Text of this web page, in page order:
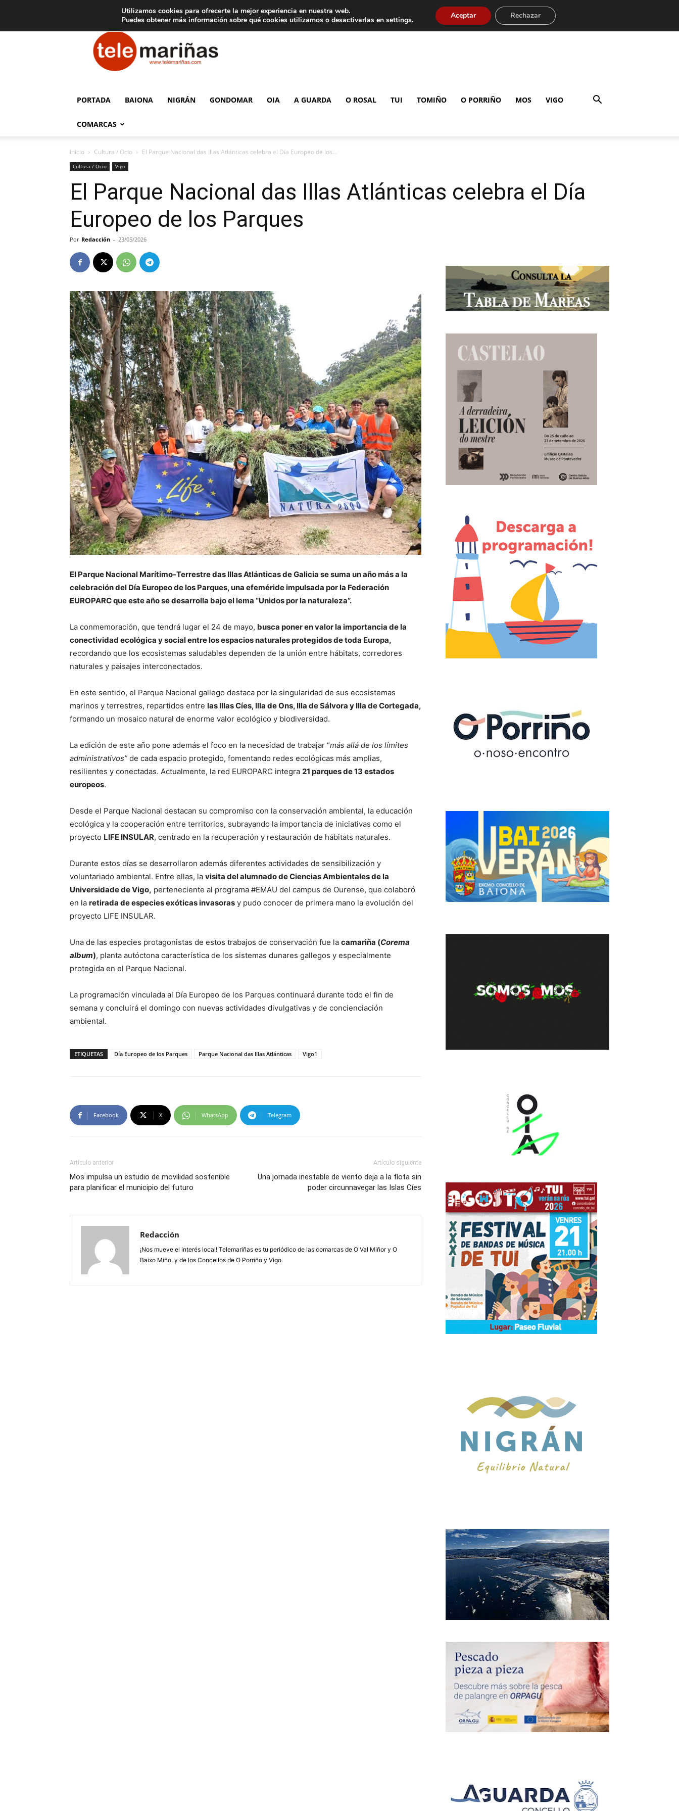
Aviso legal Tarifas de publicidad
Telemariñas
PORTADA BAIONA NIGRÁN GONDOMAR OIA A GUARDA O ROSAL TUI TOMIÑO O PORRIÑO MOS VIGO
COMARCAS
Inicio Cultura / Ocio El Parque Nacional das Illas Atlánticas celebra el Día Europeo de los...
Cultura / Ocio Vigo
El Parque Nacional das Illas Atlánticas celebra el Día
Europeo de los Parques
Por Redacción - 23/05/2026
El Parque Nacional Marítimo-Terrestre das Illas Atlánticas de Galicia se suma un año más a la
celebración del Día Europeo de los Parques, una efeméride impulsada por la Federación
EUROPARC que este año se desarrolla bajo el lema “Unidos por la naturaleza”.
La conmemoración, que tendrá lugar el 24 de mayo, busca poner en valor la importancia de la
conectividad ecológica y social entre los espacios naturales protegidos de toda Europa,
recordando que los ecosistemas saludables dependen de la unión entre hábitats, corredores
naturales y paisajes interconectados.
En este sentido, el Parque Nacional gallego destaca por la singularidad de sus ecosistemas
marinos y terrestres, repartidos entre las Illas Cíes, Illa de Ons, Illa de Sálvora y Illa de Cortegada,
formando un mosaico natural de enorme valor ecológico y biodiversidad.
La edición de este año pone además el foco en la necesidad de trabajar “más allá de los límites
administrativos” de cada espacio protegido, fomentando redes ecológicas más amplias,
resilientes y conectadas. Actualmente, la red EUROPARC integra 21 parques de 13 estados
europeos.
Desde el Parque Nacional destacan su compromiso con la conservación ambiental, la educación
ecológica y la cooperación entre territorios, subrayando la importancia de iniciativas como el
proyecto LIFE INSULAR, centrado en la recuperación y restauración de hábitats naturales.
Durante estos días se desarrollaron además diferentes actividades de sensibilización y
voluntariado ambiental. Entre ellas, la visita del alumnado de Ciencias Ambientales de la
Universidade de Vigo, perteneciente al programa #EMAU del campus de Ourense, que colaboró
en la retirada de especies exóticas invasoras y pudo conocer de primera mano la evolución del
proyecto LIFE INSULAR.
Una de las especies protagonistas de estos trabajos de conservación fue la camariña (Corema
album), planta autóctona característica de los sistemas dunares gallegos y especialmente
protegida en el Parque Nacional.
La programación vinculada al Día Europeo de los Parques continuará durante todo el fin de
semana y concluirá el domingo con nuevas actividades divulgativas y de concienciación
ambiental.
ETIQUETAS Día Europeo de los Parques Parque Nacional das Illas Atlánticas Vigo1
Facebook X WhatsApp Telegram
Artículo anterior
Mos impulsa un estudio de movilidad sostenible
para planificar el municipio del futuro
Artículo siguiente
Una jornada inestable de viento deja a la flota sin
poder circunnavegar las Islas Cíes
Redacción
¡Nos mueve el interés local! Telemariñas es tu periódico de las comarcas de O Val Miñor y O
Baixo Miño, y de los Concellos de O Porriño y Vigo.
Utilizamos cookies para ofrecerte la mejor experiencia en nuestra web.
Puedes obtener más información sobre qué cookies utilizamos o desactivarlas en settings. Aceptar Rechazar